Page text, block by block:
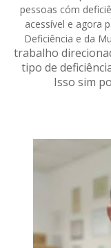
pessoas cóm
acessível e agora
Deficiência e da
trabalho
tipo de
Isso sim